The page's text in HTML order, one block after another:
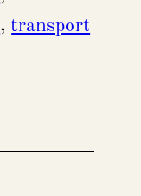
, transport